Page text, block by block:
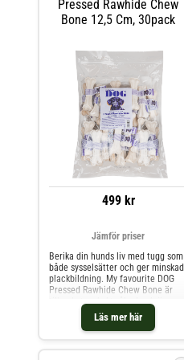
My favourite DOG. Tänk på att
godis och tugg är
kvalitet.
Pressed Rawhide Chew
Bone 12,5 Cm, 30pack
499 kr
Läs mer här
Jämför priser
Berika din hunds liv med tugg som
både sysselsätter och ger minskad
plackbildning. My favourite DOG
Pressed Rawhide Chew Bone är
tillverkat av kokt råhud och är en
riktig favorit hos fyrbenta vänner
överallt. Tuggbenet ger inte bara
sysselsättning och möjlighet att
utan är också ett sätt att främja